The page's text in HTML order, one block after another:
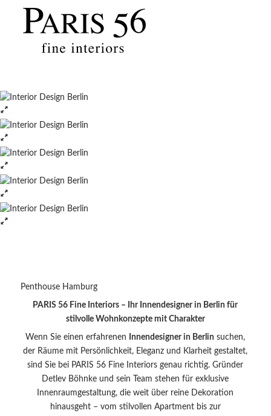
Penthouse Hamburg
PARIS 56 Fine Interiors – Ihr Innendesigner in Berlin für
stilvolle Wohnkonzepte mit Charakter
Wenn Sie einen erfahrenen Innendesigner in Berlin suchen,
der Räume mit Persönlichkeit, Eleganz und Klarheit gestaltet,
sind Sie bei PARIS 56 Fine Interiors genau richtig. Gründer
Detlev Böhnke und sein Team stehen für exklusive
Innenraumgestaltung, die weit über reine Dekoration
hinausgeht – vom stilvollen Apartment bis zur